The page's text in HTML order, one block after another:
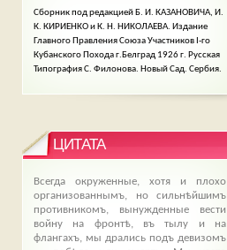
Сборник под редакцией Б. И. КАЗАНОВИЧА, И.
К. КИРИЕНКО и К. Н. НИКОЛАЕВА. Издание
Главного Правления Союза Участников І-го
Кубанского Похода г.Белград 1926 г. Русская
Типография С. Филонова. Новый Сад. Сербия.
ЦИТАТА
Всегда окруженные, хотя и плохо
организованнымъ, но сильнѣйшимъ
противникомъ, вынужденные вести
войну на фронтѣ, въ тылу и на
флангахъ, мы дрались подъ девизомъ